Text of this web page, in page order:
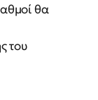
θα
του